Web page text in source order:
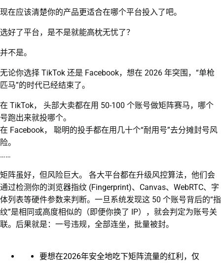
现在应该清楚你的产品更适合在哪个平台投入了吧。
选好了平台，是不是就能高枕无忧了？
并不是。
无论你选择 TikTok 还是 Facebook，想在 2026 年突围，“单枪
匹马”的时代已经结束了。
在 TikTok， 头部大卖都在用 50-100 个账号做矩阵赛马，哪个
号跑出来就投哪个。
在 Facebook， 聪明的投手都在用几十个“耐用号”去分摊封号风
险。
……
矩阵虽好，但风险巨大。 各大平台都在升级风控算法，他们会
通过检测你的浏览器指纹 (Fingerprint)、Canvas、WebRTC、字
体列表等硬件参数来判断。一旦系统发现这 50 个账号背后的“指
纹”是相同或高度相似的（即便你换了 IP），就会判定为账号关
联。后果就是：一号违规，全部连坐，批量被封。
要想在2026年安全地吃下矩阵流量的红利，仅